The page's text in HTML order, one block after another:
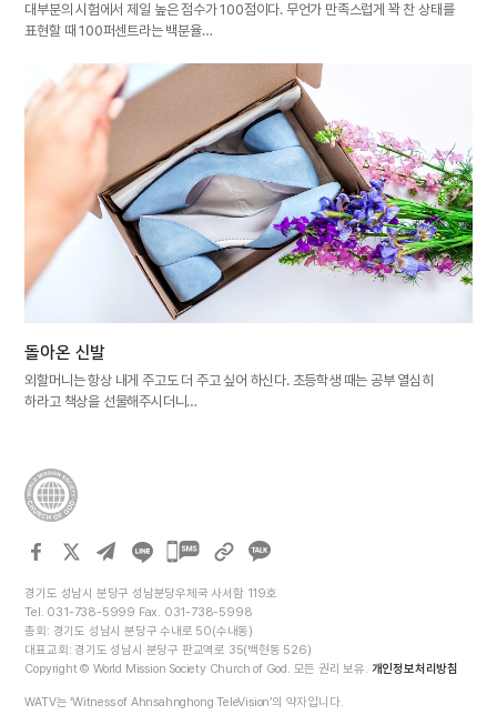
대부분의 시험에서 제일 높은 점수가 100점이다. 무언가 만족스럽게 꽉 찬 상태를
표현할 때 100퍼센트라는 백분율…
돌아온 신발
외할머니는 항상 내게 주고도 더 주고 싶어 하신다. 초등학생 때는 공부 열심히
하라고 책상을 선물해주시더니…
카카오톡
경기도 성남시 분당구 성남분당우체국 사서함 119호
Tel. 031-738-5999 Fax. 031-738-5998
총회: 경기도 성남시 분당구 수내로 50(수내동)
대표교회: 경기도 성남시 분당구 판교역로 35(백현동 526)
Copyright © World Mission Society Church of God. 모든 권리 보유. 개인정보처리방침
WATV는 ‘Witness of Ahnsahnghong TeleVision’의 약자입니다.